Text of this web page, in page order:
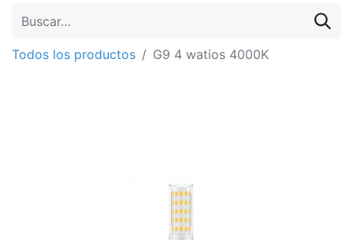
Todos los productos G9 4 watios 4000K